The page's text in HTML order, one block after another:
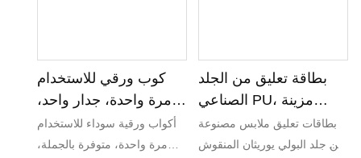
كوب ورقي للاستخدام
مرة واحدة، جدار واحد،
مطلي بالبولي إيثيلين،
شعار مخصص
أكواب ورقية سوداء للاستخدام
مرة واحدة، متوفرة بالجملة،
بطاقة تعليق من الجلد
الصناعي PU، مزينة
برقائق فضية منقوشة،
تحمل شعارًا مخصصًا
بطاقات تعليق ملابس مصنوعة
من جلد البولي يوريثان المنقوش